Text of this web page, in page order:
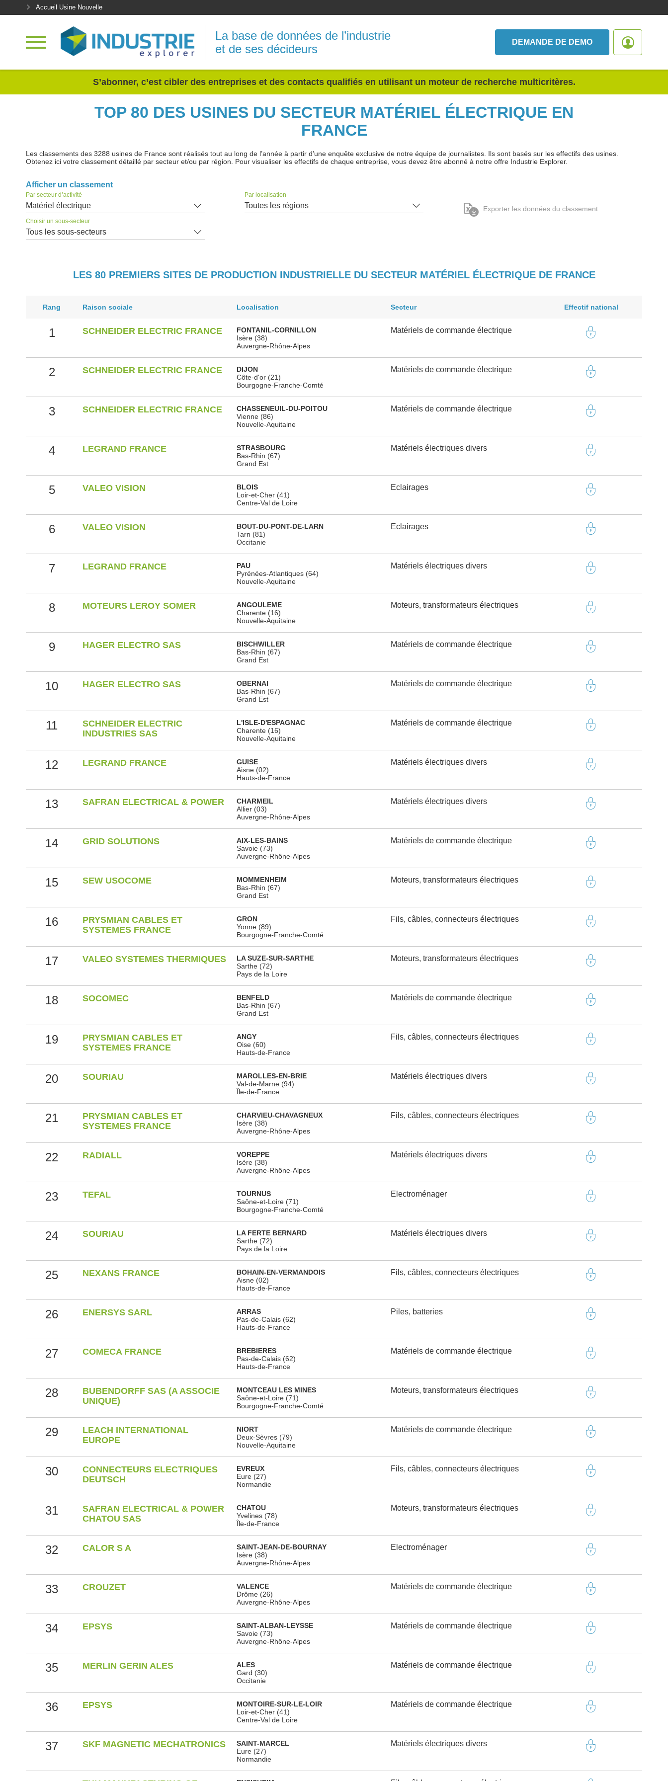
Accueil Usine Nouvelle
La base de données de l’industrie
et de ses décideurs
DEMANDE DE DEMO
S’abonner, c’est cibler des entreprises et des contacts qualifiés en utilisant un moteur de recherche multicritères.
TOP 80 DES USINES DU SECTEUR MATÉRIEL ÉLECTRIQUE EN
FRANCE
Les classements des 3288 usines de France sont réalisés tout au long de l’année à partir d’une enquête exclusive de notre équipe de journalistes. Ils sont basés sur les effectifs des usines.
Obtenez ici votre classement détaillé par secteur et/ou par région. Pour visualiser les effectifs de chaque entreprise, vous devez être abonné à notre offre Industrie Explorer.
Afficher un classement
Par secteur d’activité
Matériel électrique
Choisir un sous-secteur
Tous les sous-secteurs
Par localisation
Toutes les régions Exporter les données du classement
LES 80 PREMIERS SITES DE PRODUCTION INDUSTRIELLE DU SECTEUR MATÉRIEL ÉLECTRIQUE DE FRANCE
Rang Raison sociale Localisation Secteur Effectif national
1 SCHNEIDER ELECTRIC FRANCE
FONTANIL-CORNILLON
Isère (38)
Auvergne-Rhône-Alpes
Matériels de commande électrique
2 SCHNEIDER ELECTRIC FRANCE
DIJON
Côte-d'or (21)
Bourgogne-Franche-Comté
Matériels de commande électrique
3 SCHNEIDER ELECTRIC FRANCE
CHASSENEUIL-DU-POITOU
Vienne (86)
Nouvelle-Aquitaine
Matériels de commande électrique
4 LEGRAND FRANCE
STRASBOURG
Bas-Rhin (67)
Grand Est
Matériels électriques divers
5 VALEO VISION
BLOIS
Loir-et-Cher (41)
Centre-Val de Loire
Eclairages
6 VALEO VISION
BOUT-DU-PONT-DE-LARN
Tarn (81)
Occitanie
Eclairages
7 LEGRAND FRANCE
PAU
Pyrénées-Atlantiques (64)
Nouvelle-Aquitaine
Matériels électriques divers
8 MOTEURS LEROY SOMER
ANGOULEME
Charente (16)
Nouvelle-Aquitaine
Moteurs, transformateurs électriques
9 HAGER ELECTRO SAS
BISCHWILLER
Bas-Rhin (67)
Grand Est
Matériels de commande électrique
10 HAGER ELECTRO SAS
OBERNAI
Bas-Rhin (67)
Grand Est
Matériels de commande électrique
11
SCHNEIDER ELECTRIC
INDUSTRIES SAS
L'ISLE-D'ESPAGNAC
Charente (16)
Nouvelle-Aquitaine
Matériels de commande électrique
12 LEGRAND FRANCE
GUISE
Aisne (02)
Hauts-de-France
Matériels électriques divers
13 SAFRAN ELECTRICAL & POWER
CHARMEIL
Allier (03)
Auvergne-Rhône-Alpes
Matériels électriques divers
14 GRID SOLUTIONS
AIX-LES-BAINS
Savoie (73)
Auvergne-Rhône-Alpes
Matériels de commande électrique
15 SEW USOCOME
MOMMENHEIM
Bas-Rhin (67)
Grand Est
Moteurs, transformateurs électriques
16
PRYSMIAN CABLES ET
SYSTEMES FRANCE
GRON
Yonne (89)
Bourgogne-Franche-Comté
Fils, câbles, connecteurs électriques
17 VALEO SYSTEMES THERMIQUES
LA SUZE-SUR-SARTHE
Sarthe (72)
Pays de la Loire
Moteurs, transformateurs électriques
18 SOCOMEC
BENFELD
Bas-Rhin (67)
Grand Est
Matériels de commande électrique
19
PRYSMIAN CABLES ET
SYSTEMES FRANCE
ANGY
Oise (60)
Hauts-de-France
Fils, câbles, connecteurs électriques
20 SOURIAU
MAROLLES-EN-BRIE
Val-de-Marne (94)
Île-de-France
Matériels électriques divers
21
PRYSMIAN CABLES ET
SYSTEMES FRANCE
CHARVIEU-CHAVAGNEUX
Isère (38)
Auvergne-Rhône-Alpes
Fils, câbles, connecteurs électriques
22 RADIALL
VOREPPE
Isère (38)
Auvergne-Rhône-Alpes
Matériels électriques divers
23 TEFAL
TOURNUS
Saône-et-Loire (71)
Bourgogne-Franche-Comté
Electroménager
24 SOURIAU
LA FERTE BERNARD
Sarthe (72)
Pays de la Loire
Matériels électriques divers
25 NEXANS FRANCE
BOHAIN-EN-VERMANDOIS
Aisne (02)
Hauts-de-France
Fils, câbles, connecteurs électriques
26 ENERSYS SARL
ARRAS
Pas-de-Calais (62)
Hauts-de-France
Piles, batteries
27 COMECA FRANCE
BREBIERES
Pas-de-Calais (62)
Hauts-de-France
Matériels de commande électrique
28
BUBENDORFF SAS (A ASSOCIE
UNIQUE)
MONTCEAU LES MINES
Saône-et-Loire (71)
Bourgogne-Franche-Comté
Moteurs, transformateurs électriques
29
LEACH INTERNATIONAL
EUROPE
NIORT
Deux-Sèvres (79)
Nouvelle-Aquitaine
Matériels de commande électrique
30
CONNECTEURS ELECTRIQUES
DEUTSCH
EVREUX
Eure (27)
Normandie
Fils, câbles, connecteurs électriques
31
SAFRAN ELECTRICAL & POWER
CHATOU SAS
CHATOU
Yvelines (78)
Île-de-France
Moteurs, transformateurs électriques
32 CALOR S A
SAINT-JEAN-DE-BOURNAY
Isère (38)
Auvergne-Rhône-Alpes
Electroménager
33 CROUZET
VALENCE
Drôme (26)
Auvergne-Rhône-Alpes
Matériels de commande électrique
34 EPSYS
SAINT-ALBAN-LEYSSE
Savoie (73)
Auvergne-Rhône-Alpes
Matériels de commande électrique
35 MERLIN GERIN ALES
ALES
Gard (30)
Occitanie
Matériels de commande électrique
36 EPSYS
MONTOIRE-SUR-LE-LOIR
Loir-et-Cher (41)
Centre-Val de Loire
Matériels de commande électrique
37 SKF MAGNETIC MECHATRONICS
SAINT-MARCEL
Eure (27)
Normandie
Matériels électriques divers